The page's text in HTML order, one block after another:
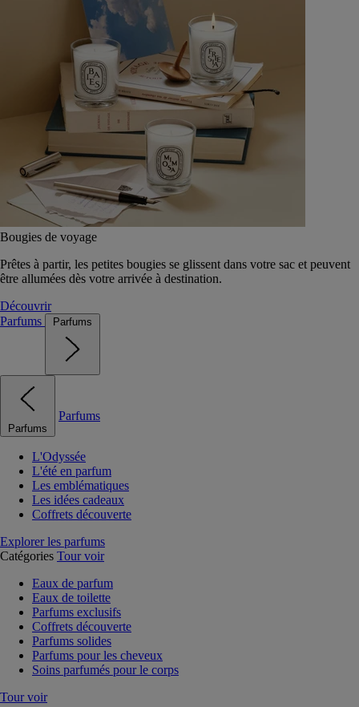
Bougies de voyage
Prêtes à partir, les petites bougies se glissent dans votre sac et peuvent
être allumées dès votre arrivée à destination.
Découvrir
Parfums
Parfums
Parfums
Parfums
L'Odyssée
L'été en parfum
Les emblématiques
Les idées cadeaux
Coffrets découverte
Explorer les parfums
Catégories Tour voir
Eaux de parfum
Eaux de toilette
Parfums exclusifs
Coffrets découverte
Parfums solides
Parfums pour les cheveux
Soins parfumés pour le corps
Tour voir